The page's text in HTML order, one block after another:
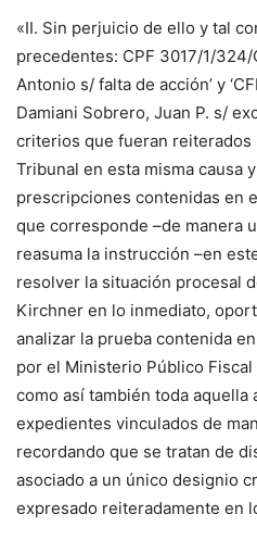
«II. Sin perjuicio de ello y tal
precedentes: CPF 3017/1/324/
Antonio s/ falta de acción’ y
Damiani Sobrero, Juan P. s/
criterios que fueran reiterados
Tribunal en esta misma causa
prescripciones contenidas en
que corresponde –de manera
reasuma la instrucción –en
resolver la situación procesal
Kirchner en lo inmediato,
analizar la prueba contenida
por el Ministerio Público
como así también toda aquella
expedientes vinculados de
recordando que se tratan de
asociado a un único designio
expresado reiteradamente en